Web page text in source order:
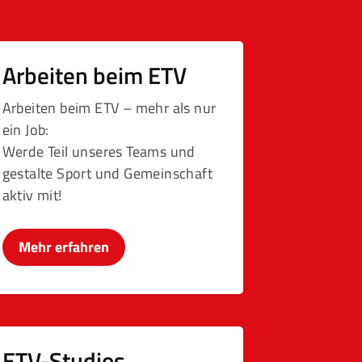
Arbeiten beim ETV
Arbeiten beim ETV – mehr als nur
ein Job:
Werde Teil unseres Teams und
gestalte Sport und Gemeinschaft
aktiv mit!
Mehr erfahren